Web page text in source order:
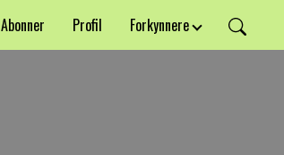
Abonner Profil Forkynnere